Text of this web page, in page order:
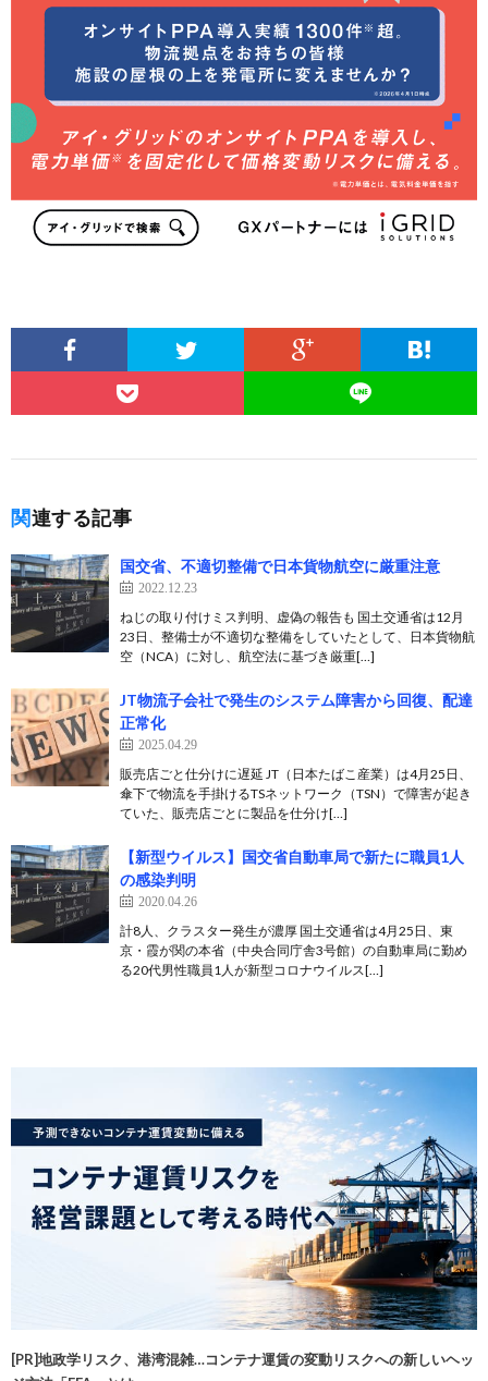
関連する記事
国交省、不適切整備で日本貨物航空に厳重注意
2022.12.23
ねじの取り付けミス判明、虚偽の報告も 国土交通省は12月
23日、整備士が不適切な整備をしていたとして、日本貨物航
空（NCA）に対し、航空法に基づき厳重[…]
JT物流子会社で発生のシステム障害から回復、配達
正常化
2025.04.29
販売店ごと仕分けに遅延 JT（日本たばこ産業）は4月25日、
傘下で物流を手掛けるTSネットワーク（TSN）で障害が起き
ていた、販売店ごとに製品を仕分け[…]
【新型ウイルス】国交省自動車局で新たに職員1人
の感染判明
2020.04.26
計8人、クラスター発生が濃厚 国土交通省は4月25日、東
京・霞が関の本省（中央合同庁舎3号館）の自動車局に勤め
る20代男性職員1人が新型コロナウイルス[…]
[PR]地政学リスク、港湾混雑…コンテナ運賃の変動リスクへの新しいヘッ